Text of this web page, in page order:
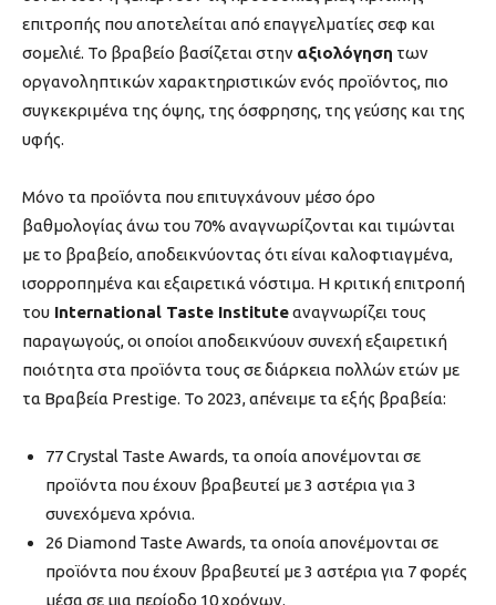
επιτροπής που αποτελείται από επαγγελματίες σεφ και
σομελιέ. Το βραβείο βασίζεται στην αξιολόγηση των
οργανοληπτικών χαρακτηριστικών ενός προϊόντος, πιο
συγκεκριμένα της όψης, της όσφρησης, της γεύσης και της
υφής.
Μόνο τα προϊόντα που επιτυγχάνουν μέσο όρο
βαθμολογίας άνω του 70% αναγνωρίζονται και τιμώνται
με το βραβείο, αποδεικνύοντας ότι είναι καλοφτιαγμένα,
ισορροπημένα και εξαιρετικά νόστιμα. Η κριτική επιτροπή
του International Taste Instituteαναγνωρίζει τους
παραγωγούς, οι οποίοι αποδεικνύουν συνεχή εξαιρετική
ποιότητα στα προϊόντα τους σε διάρκεια πολλών ετών με
τα Βραβεία Prestige. Το 2023, απένειμε τα εξής βραβεία:
77 Crystal Taste Awards, τα οποία απονέμονται σε
προϊόντα που έχουν βραβευτεί με 3 αστέρια για 3
συνεχόμενα χρόνια.
26 Diamond Taste Awards, τα οποία απονέμονται σε
προϊόντα που έχουν βραβευτεί με 3 αστέρια για 7 φορές
μέσα σε μια περίοδο 10 χρόνων.